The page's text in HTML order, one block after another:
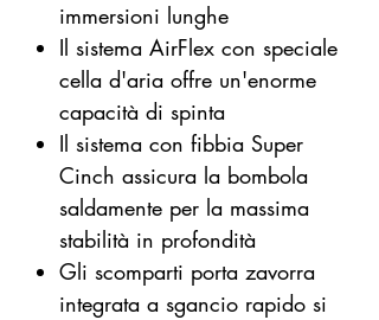
immersioni lunghe
Il sistema AirFlex con speciale
cella d'aria offre un'enorme
capacità di spinta
Il sistema con fibbia Super
Cinch assicura la bombola
saldamente per la massima
stabilità in profondità
Gli scomparti porta zavorra
integrata a sgancio rapido si